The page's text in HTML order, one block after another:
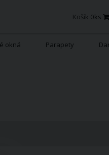
Košík 0ks
okná Parapety